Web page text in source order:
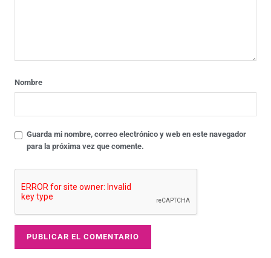
Nombre
Guarda mi nombre, correo electrónico y web en este navegador
para la próxima vez que comente.